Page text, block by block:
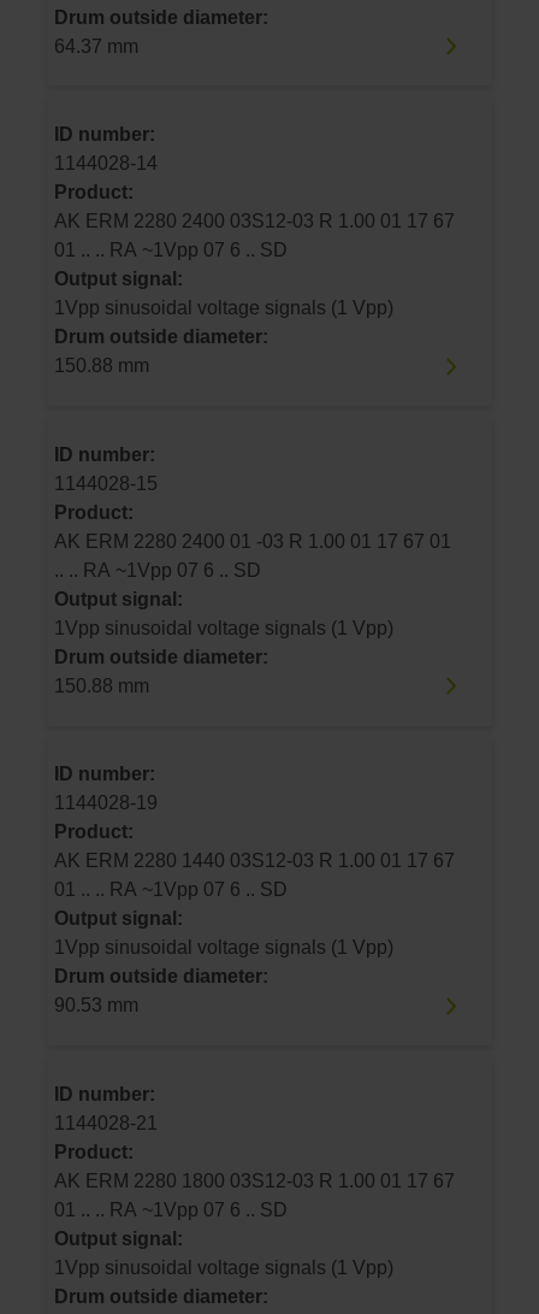
Drum outside diameter:
64.37 mm
ID number:
1144028-14
Product:
AK ERM 2280 2400 03S12-03 R 1.00 01 17 67
01 .. .. RA ~1Vpp 07 6 .. SD
Output signal:
1Vpp sinusoidal voltage signals (1 Vpp)
Drum outside diameter:
150.88 mm
ID number:
1144028-15
Product:
AK ERM 2280 2400 01 -03 R 1.00 01 17 67 01
.. .. RA ~1Vpp 07 6 .. SD
Output signal:
1Vpp sinusoidal voltage signals (1 Vpp)
Drum outside diameter:
150.88 mm
ID number:
1144028-19
Product:
AK ERM 2280 1440 03S12-03 R 1.00 01 17 67
01 .. .. RA ~1Vpp 07 6 .. SD
Output signal:
1Vpp sinusoidal voltage signals (1 Vpp)
Drum outside diameter:
90.53 mm
ID number:
1144028-21
Product:
AK ERM 2280 1800 03S12-03 R 1.00 01 17 67
01 .. .. RA ~1Vpp 07 6 .. SD
Output signal:
1Vpp sinusoidal voltage signals (1 Vpp)
Drum outside diameter: